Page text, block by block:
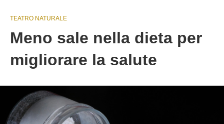
TEATRO NATURALE
Meno sale nella dieta per
migliorare la salute